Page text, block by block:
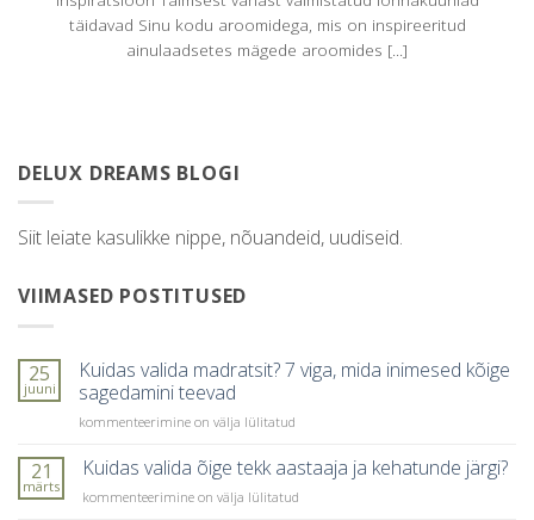
täidavad Sinu kodu aroomidega, mis on inspireeritud
ainulaadsetes mägede aroomides [...]
DELUX DREAMS BLOGI
Siit leiate kasulikke nippe, nõuandeid, uudiseid.
VIIMASED POSTITUSED
25
juuni
Kuidas valida madratsit? 7 viga, mida inimesed kõige
sagedamini teevad
Kuidas
madratsit?
viga,
kommenteerimine on välja lülitatud
21
märts
Kuidas valida õige tekk aastaaja ja kehatunde järgi?
Kuidas
kommenteerimine on välja lülitatud